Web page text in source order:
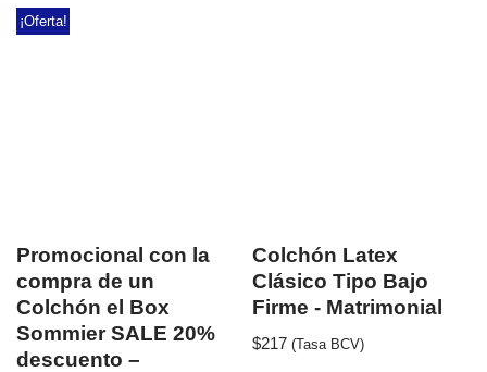
¡Oferta!
Promocional con la
compra de un
Colchón el Box
Sommier SALE 20%
descuento –
Colchón Latex
Clásico Tipo Bajo
Firme - Matrimonial
$217 (Tasa BCV)